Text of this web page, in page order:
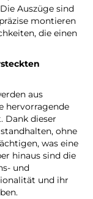
Auszüge sind
montieren
die einen
aus
hervorragende
Dank dieser
ohne
was eine
hinaus sind die
und
und ihr